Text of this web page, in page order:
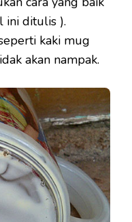
ini ditulis ).
kaki mug
akan nampak.